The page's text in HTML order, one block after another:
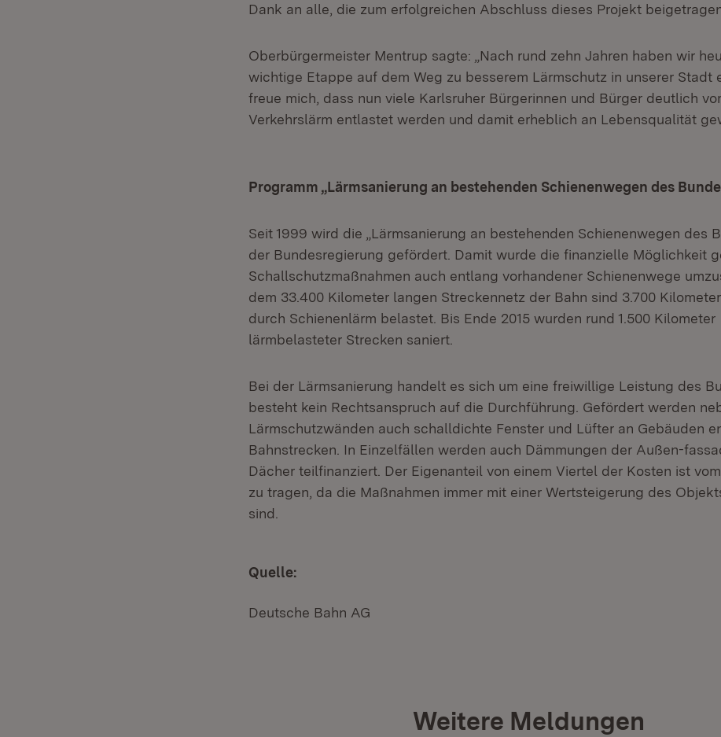
Dank an alle, die zum erfolgreichen Abschluss dieses Projekt
Oberbürgermeister Mentrup sagte: „Nach rund zehn Jahren haben wir
wichtige Etappe auf dem Weg zu besserem Lärmschutz in unserer Stadt
freue mich, dass nun viele Karlsruher Bürgerinnen und Bürger deutlich
Verkehrslärm entlastet werden und damit erheblich an Lebensqualität
Programm „Lärmsanierung an bestehenden Schienenwegen des
Seit 1999 wird die „Lärmsanierung an bestehenden Schienenwegen des
der Bundesregierung gefördert. Damit wurde die finanzielle Möglichkeit
Schallschutzmaßnahmen auch entlang vorhandener Schienenwege
dem 33.400 Kilometer langen Streckennetz der Bahn sind 3.700
durch Schienenlärm belastet. Bis Ende 2015 wurden rund 1.500 Kilometer
lärmbelasteter Strecken saniert.
Bei der Lärmsanierung handelt es sich um eine freiwillige Leistung des
besteht kein Rechtsanspruch auf die Durchführung. Gefördert werden
Lärmschutzwänden auch schalldichte Fenster und Lüfter an Gebäuden
Bahnstrecken. In Einzelfällen werden auch Dämmungen der Außen-
Dächer teilfinanziert. Der Eigenanteil von einem Viertel der Kosten ist
zu tragen, da die Maßnahmen immer mit einer Wertsteigerung des
sind.
Quelle:
Deutsche Bahn AG
Weitere Meldungen